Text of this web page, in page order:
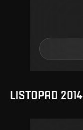
LISTOPAD 2014